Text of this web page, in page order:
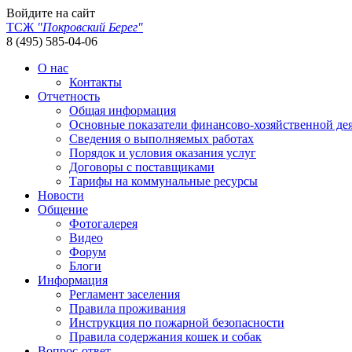
Войдите на сайт
ТСЖ "Покровский Берег"
8 (495) 585-04-06
О нас
Контакты
Отчетность
Общая информация
Основные показатели финансово-хозяйственной
Сведения о выполняемых работах
Порядок и условия оказания услуг
Договоры с поставщиками
Тарифы на коммунальные ресурсы
Новости
Общение
Фотогалерея
Видео
Форум
Блоги
Информация
Регламент заселения
Правила проживания
Инструкция по пожарной безопасности
Правила содержания кошек и собак